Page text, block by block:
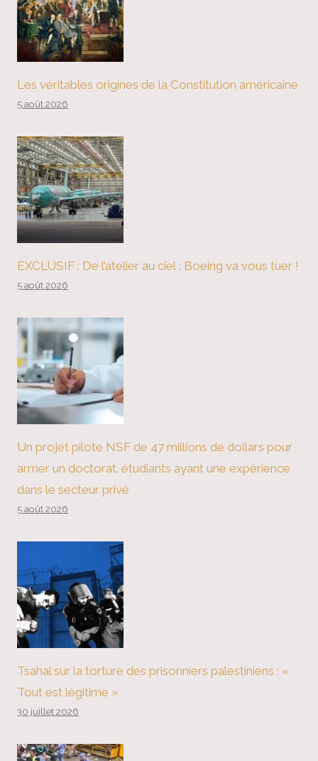
Les véritables origines de la Constitution américaine
5 août 2026
EXCLUSIF : De l’atelier au ciel : Boeing va vous tuer !
5 août 2026
Un projet pilote NSF de 47 millions de dollars pour
armer un doctorat. étudiants ayant une expérience
dans le secteur privé
5 août 2026
Tsahal sur la torture des prisonniers palestiniens : «
Tout est légitime »
30 juillet 2026